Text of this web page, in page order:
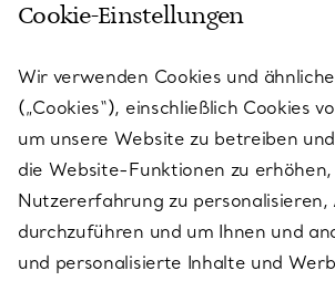
KUNDENSERVICE
SERVICES
ÜBER TIFFANY & CO.
Cookie-Einstellungen
Wir verwenden Cookies und
(„Cookies“), einschließlich Cookies
um unsere Website zu betreiben
die Website-Funktionen zu erhöhen,
Nutzererfahrung zu personalisieren,
durchzuführen und um Ihnen und
und personalisierte Inhalte und